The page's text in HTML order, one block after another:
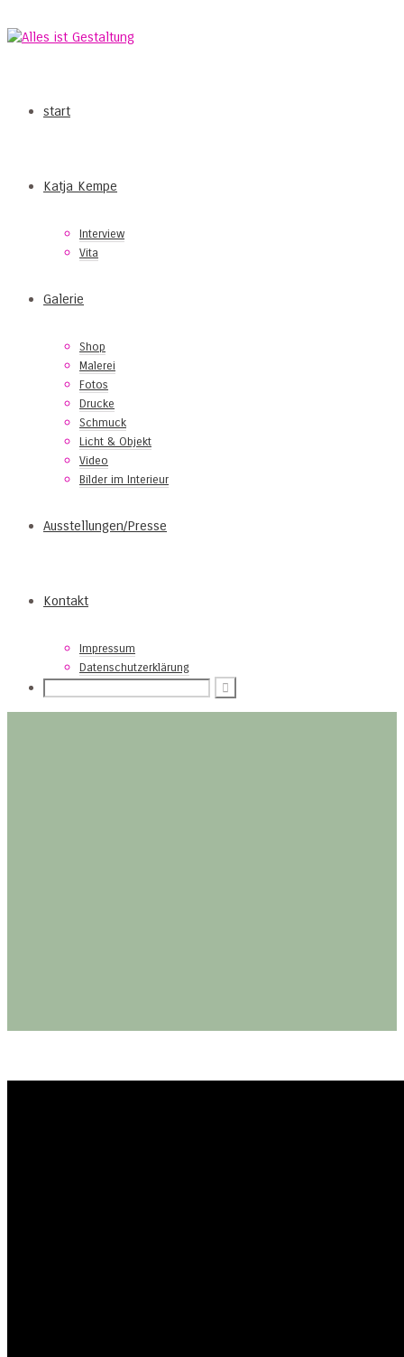
start
Katja Kempe
Interview
Vita
Galerie
Shop
Malerei
Fotos
Drucke
Schmuck
Licht & Objekt
Video
Bilder im Interieur
Ausstellungen/Presse
Kontakt
Impressum
Datenschutzerklärung